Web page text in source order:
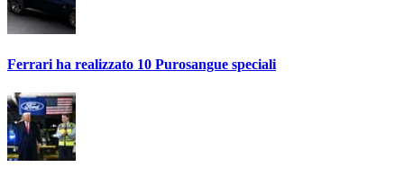
Ferrari ha realizzato 10 Purosangue speciali